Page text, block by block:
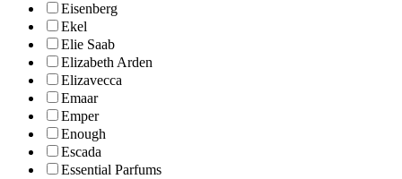
Eisenberg
Ekel
Elie Saab
Elizabeth Arden
Elizavecca
Emaar
Emper
Enough
Escada
Essential Parfums